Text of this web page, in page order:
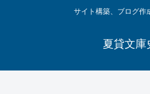
サイト構築、ブログ作
夏貸文庫